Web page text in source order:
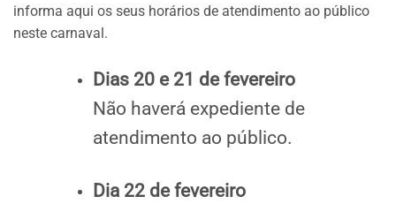
informa aqui os seus horários de atendimento ao público
neste carnaval.
Dias 20 e 21 de fevereiro
Não haverá expediente de
atendimento ao público.
Dia 22 de fevereiro